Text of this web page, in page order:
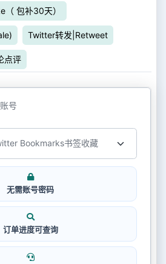
包补30天）
Twitter转发|Retweet
点评
号
无需账号密码
订单进度可查询